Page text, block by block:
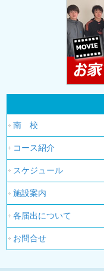
南 校
コース紹介
スケジュール
施設案内
各届出について
お問合せ